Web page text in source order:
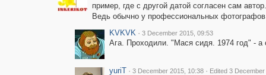
пример, где с другой датой согласен сам автор.
Ведь обычно у профессиональных
KVKVK · 3 December 2015, 09:53
Ага. Проходили. "Мася сидя. 1974 год" - а
yuriT · 3 December 2015, 10:38 · Edited 3